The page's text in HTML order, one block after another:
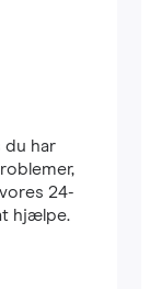
du har
24-
hjælpe.